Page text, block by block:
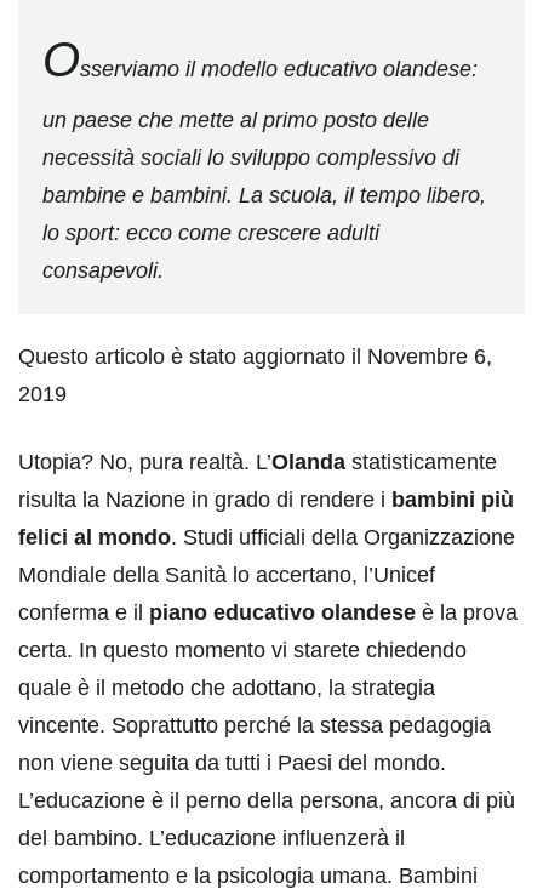
Osserviamo il modello educativo olandese:
un paese che mette al primo posto delle
necessità sociali lo sviluppo complessivo di
bambine e bambini. La scuola, il tempo libero,
lo sport: ecco come crescere adulti
consapevoli.
Questo articolo è stato aggiornato il Novembre 6,
2019
Utopia? No, pura realtà. L’Olanda statisticamente
risulta la Nazione in grado di rendere i bambini più
felici al mondo. Studi ufficiali della Organizzazione
Mondiale della Sanità lo accertano, l’Unicef
conferma e il piano educativo olandese è la prova
certa. In questo momento vi starete chiedendo
quale è il metodo che adottano, la strategia
vincente. Soprattutto perché la stessa pedagogia
non viene seguita da tutti i Paesi del mondo.
L’educazione è il perno della persona, ancora di più
del bambino. L’educazione influenzerà il
comportamento e la psicologia umana. Bambini